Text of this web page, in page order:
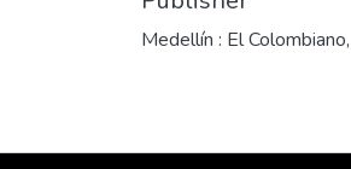
Medellín : El